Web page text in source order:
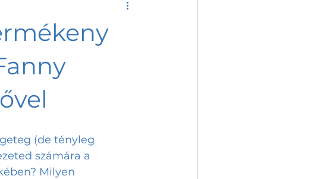
számára a
Milyen